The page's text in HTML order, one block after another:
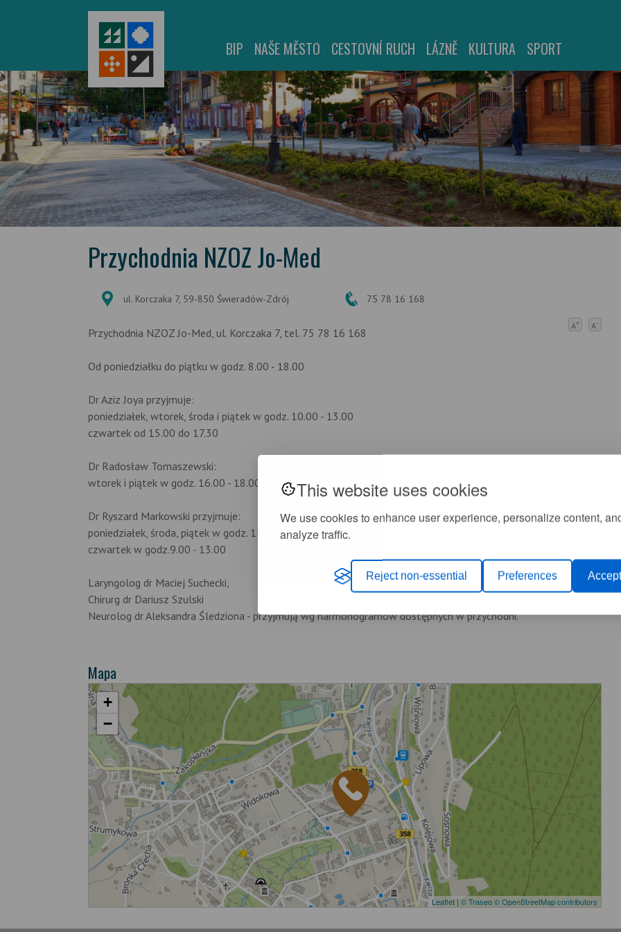
This website uses cookies
We use cookies to enhance user experience, personalize content,
analyze traffic.
Reject non-essential Preferences
BIP NAŠE MĚSTO CESTOVNÍ RUCH LÁZNĚ KULTURA SPORT
Przychodnia NZOZ Jo-Med
ul. Korczaka 7, 59-850 Świeradów-Zdrój 75 78 16 168
A+ A-
Przychodnia NZOZ Jo-Med, ul. Korczaka 7, tel. 75 78 16 168
Od poniedziałku do piątku w godz. 8.00 - 18.00
Dr Aziz Joya przyjmuje:
poniedziałek, wtorek, środa i piątek w godz. 10.00 - 13.00
czwartek od 15.00 do 17.30
Dr Radosław Tomaszewski:
wtorek i piątek w godz. 16.00 - 18.00
Dr Ryszard Markowski przyjmuje:
poniedziałek, środa, piątek w godz. 15.00 - 17.00
czwartek w godz.9.00 - 13.00
Laryngolog dr Maciej Suchecki,
Chirurg dr Dariusz Szulski
Neurolog dr Aleksandra Śledziona - przyjmują wg harmonogramów dostępnych w przychodni.
Mapa
+
−
Leaflet | © Traseo© OpenStreetMap contributors